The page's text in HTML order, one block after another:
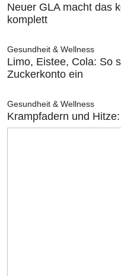
Neuer GLA macht das
komplett
Gesundheit & Wellness
Limo, Eistee, Cola: So
Zuckerkonto ein
Gesundheit & Wellness
Krampfadern und